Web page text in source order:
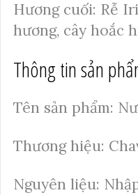
Hương cuối: Rễ
hương, cây hoắc
Thông tin sản
Tên sản phẩm:
Thương hiệu:
Nguyên liệu: